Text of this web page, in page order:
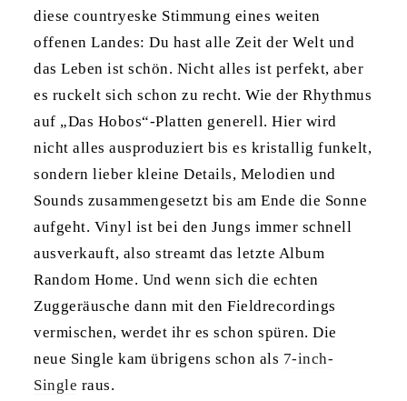
diese countryeske Stimmung eines weiten
offenen Landes: Du hast alle Zeit der Welt und
das Leben ist schön. Nicht alles ist perfekt, aber
es ruckelt sich schon zu recht. Wie der Rhythmus
auf „Das Hobos“-Platten generell. Hier wird
nicht alles ausproduziert bis es kristallig funkelt,
sondern lieber kleine Details, Melodien und
Sounds zusammengesetzt bis am Ende die Sonne
aufgeht. Vinyl ist bei den Jungs immer schnell
ausverkauft, also streamt das letzte Album
Random Home. Und wenn sich die echten
Zuggeräusche dann mit denFieldrecordings
vermischen, werdet ihr es schon spüren. Die
neue Single kam übrigens schon als 7-inch-
Single raus.